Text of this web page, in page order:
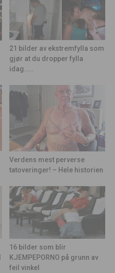
21 bilder av ekstremfylla som
gjør at du dropper fylla
idag.....
Verdens mest perverse
tatoveringer! – Hele historien
16 bilder som blir
KJEMPEPORNO på grunn av
feil vinkel